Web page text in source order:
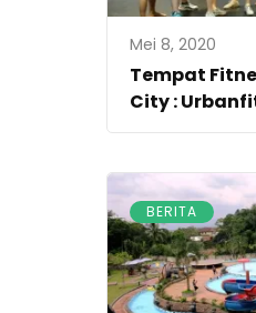
Mei 8, 2020
Tempat
City :
BERITA